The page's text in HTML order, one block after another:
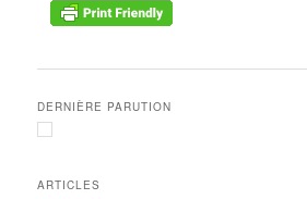
DERNIÈRE PARUTION
ARTICLES